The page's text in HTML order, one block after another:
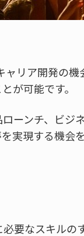
リア開発の機
が可能です。
ーンチ、ビジ
実現する機会
要なスキルの